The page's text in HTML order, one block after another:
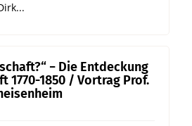
− Die Entdeckung
1770-1850 / Vortrag Prof.